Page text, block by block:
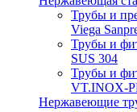
Трубы и
Viega
Трубы и
SUS 304
Трубы и
VT.INOX-
Нержавеющие